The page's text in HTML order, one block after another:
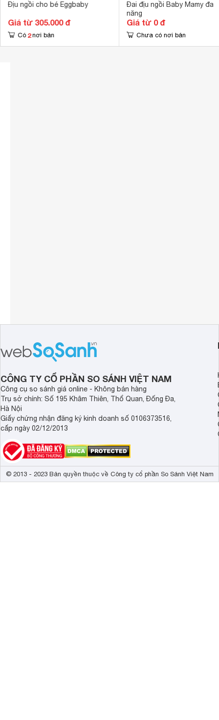
Địu ngồi cho bé Eggbaby
Giá từ 305.000 đ
Có 2 nơi bán
Đai địu ngồi Baby Mamy đa
năng
Giá từ 0 đ
Chưa có nơi bán
CÔNG TY CỔ PHẦN SO SÁNH VIỆT NAM
Công cụ so sánh giá online - Không bán hàng
Trụ sở chính: Số 195 Khâm Thiên, Thổ Quan, Đống Đa,
Hà Nội
Giấy chứng nhận đăng ký kinh doanh số 0106373516,
cấp ngày 02/12/2013
© 2013 - 2023 Bản quyền thuộc về Công ty cổ phần So Sánh Việt Nam